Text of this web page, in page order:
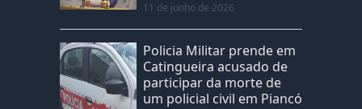
11 de junho de 2026
Policia Militar prende em
Catingueira acusado de
participar da morte de
um policial civil em Piancó